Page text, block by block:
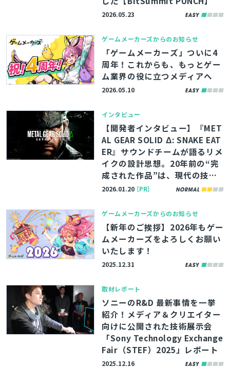
2026.05.23
ゲームメーカーズからのお知らせ
「ゲームメーカーズ」ついに4
周年！これからも、もっとゲー
ム業界の役に立つメディアへ
2026.05.10
インタビュー
【開発者インタビュー】『MET
AL GEAR SOLID Δ: SNAKE EAT
ER』サウンドチームが語るリメ
イクの設計思想。20年前の“完
成された作品”は、現代の技術
でどう進化したのか
2026.01.20［PR］
ゲームメーカーズからのお知らせ
【新年のご挨拶】2026年もゲー
ムメーカーズをよろしくお願い
いたします！
2025.12.31
取材レポート
ソニーのR&D 最新事情を一挙
紹介！メディア＆クリエイター
向けに公開された技術展示会
「Sony Technology Exchange
Fair（STEF）2025」レポート
2025.12.16